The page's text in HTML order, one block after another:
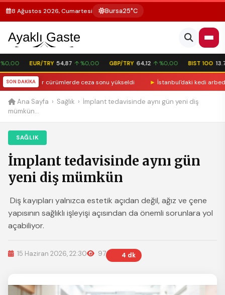
8 Ağustos 2026, Cumartesi Bursa25°C
EUR/TRY 54,87 ↑ %0,00 GBP/TRY 64,12 ↑ %0,00 BIST 100
SON DAKİKA
Ağır cürümlerde ceza sonu yükseldi ► İstanbul'daki kedi
Ana Sayfa › Sağlık › İmplant tedavisinde aynı gün yeni diş
mümkün...
SAĞLIK
İmplant tedavisinde aynı gün
yeni diş mümkün
Diş kayıpları yalnızca estetik açıdan değil, ağız ve çene
yapısının sağlıklı işleyişi açısından da önemli sorunlara yol
açabiliyor.
15 Haziran 2026, 22:30 97 4 dk